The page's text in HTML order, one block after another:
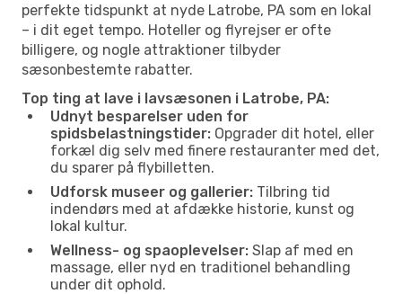
perfekte tidspunkt at nyde Latrobe, PA som en lokal
– i dit eget tempo. Hoteller og flyrejser er ofte
billigere, og nogle attraktioner tilbyder
sæsonbestemte rabatter.
Top ting at lave i lavsæsonen i Latrobe, PA:
Udnyt besparelser uden for
spidsbelastningstider: Opgrader dit hotel, eller
forkæl dig selv med finere restauranter med det,
du sparer på flybilletten.
Udforsk museer og gallerier: Tilbring tid
indendørs med at afdække historie, kunst og
lokal kultur.
Wellness- og spaoplevelser: Slap af med en
massage, eller nyd en traditionel behandling
under dit ophold.